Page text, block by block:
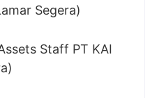
Segera)
Staff PT KAI